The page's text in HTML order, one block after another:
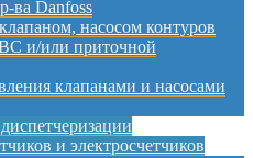
ва Danfoss
насосом контуров
и/или приточной
клапанами и насосами
и электросчетчиков